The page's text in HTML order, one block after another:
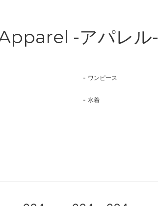
-アパレル-
ワンピース
水着